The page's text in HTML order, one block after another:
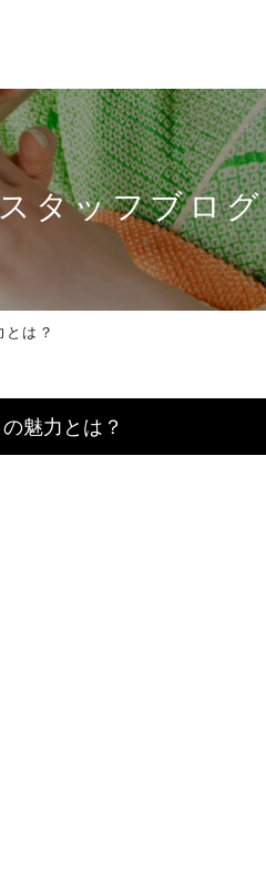
タッフブログ
は？
魅力とは？